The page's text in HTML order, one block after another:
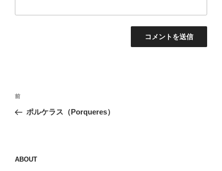
投
ナ
ー
前
の
前
ポルケラス（Porqueres）
ABOUT